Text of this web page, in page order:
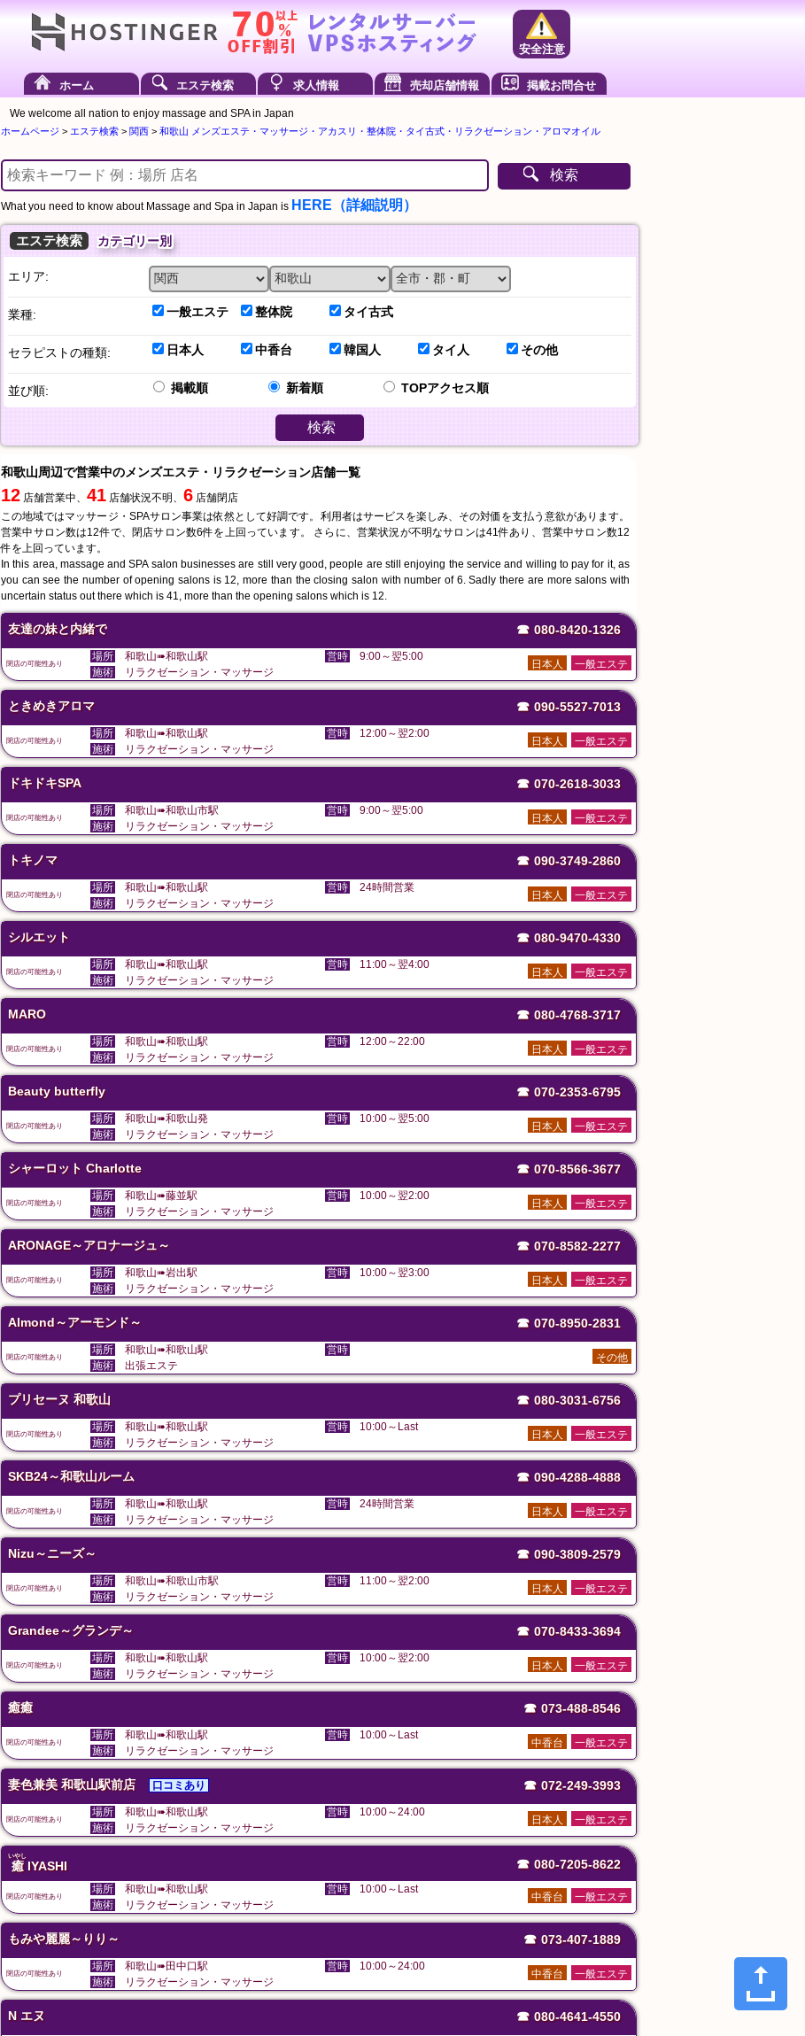
安全注意
ホーム エステ検索 求人情報 売却店舗情報 掲載お問合せ
We welcome all nation to enjoy massage and SPA in Japan
ホームページ > エステ検索 > 関西 > 和歌山 メンズエステ・マッサージ・アカスリ・整体院・タイ古式・リラクゼーション・アロマオイル
検索
What you need to know about Massage and Spa in Japan is HERE（詳細説明）
エステ検索 カテゴリー別
エリア:
業種: 一般エステ 整体院 タイ古式
セラピストの種類: 日本人 中香台 韓国人 タイ人 その他
並び順: 掲載順 新着順 TOPアクセス順
検索
和歌山周辺で営業中のメンズエステ・リラクゼーション店舗一覧
12 店舗営業中、 41 店舗状況不明、 6 店舗閉店
この地域ではマッサージ・SPAサロン事業は依然として好調です。利用者はサービスを楽しみ、その対価を支払う意欲があります。
営業中サロン数は12件で、閉店サロン数6件を上回っています。 さらに、営業状況が不明なサロンは41件あり、営業中サロン数12
件を上回っています。
In this area, massage and SPA salon businesses are still very good, people are still enjoying the service and willing to pay for it, as
you can see the number of opening salons is 12, more than the closing salon with number of 6. Sadly there are more salons with
uncertain status out there which is 41, more than the opening salons which is 12.
友達の妹と内緒で ☎ 080-8420-1326
閉店の可能性あり
場所 和歌山➠和歌山駅 営時 9:00～翌5:00
一般エステ
日本人
施術 リラクゼーション・マッサージ
ときめきアロマ ☎ 090-5527-7013
閉店の可能性あり
場所 和歌山➠和歌山駅 営時 12:00～翌2:00
一般エステ
日本人
施術 リラクゼーション・マッサージ
ドキドキSPA ☎ 070-2618-3033
閉店の可能性あり
場所 和歌山➠和歌山市駅 営時 9:00～翌5:00
一般エステ
日本人
施術 リラクゼーション・マッサージ
トキノマ ☎ 090-3749-2860
閉店の可能性あり
場所 和歌山➠和歌山駅 営時 24時間営業
一般エステ
日本人
施術 リラクゼーション・マッサージ
シルエット ☎ 080-9470-4330
閉店の可能性あり
場所 和歌山➠和歌山駅 営時 11:00～翌4:00
一般エステ
日本人
施術 リラクゼーション・マッサージ
MARO ☎ 080-4768-3717
閉店の可能性あり
場所 和歌山➠和歌山駅 営時 12:00～22:00
一般エステ
日本人
施術 リラクゼーション・マッサージ
Beauty butterfly ☎ 070-2353-6795
閉店の可能性あり
場所 和歌山➠和歌山発 営時 10:00～翌5:00
一般エステ
日本人
施術 リラクゼーション・マッサージ
シャーロット Charlotte ☎ 070-8566-3677
閉店の可能性あり
場所 和歌山➠藤並駅 営時 10:00～翌2:00
一般エステ
日本人
施術 リラクゼーション・マッサージ
ARONAGE～アロナージュ～ ☎ 070-8582-2277
閉店の可能性あり
場所 和歌山➠岩出駅 営時 10:00～翌3:00
一般エステ
日本人
施術 リラクゼーション・マッサージ
Almond～アーモンド～ ☎ 070-8950-2831
閉店の可能性あり
場所 和歌山➠和歌山駅 営時
その他
施術 出張エステ
プリセーヌ 和歌山 ☎ 080-3031-6756
閉店の可能性あり
場所 和歌山➠和歌山駅 営時 10:00～Last
一般エステ
日本人
施術 リラクゼーション・マッサージ
SKB24～和歌山ルーム ☎ 090-4288-4888
閉店の可能性あり
場所 和歌山➠和歌山駅 営時 24時間営業
一般エステ
日本人
施術 リラクゼーション・マッサージ
Nizu～ニーズ～ ☎ 090-3809-2579
閉店の可能性あり
場所 和歌山➠和歌山市駅 営時 11:00～翌2:00
一般エステ
日本人
施術 リラクゼーション・マッサージ
Grandee～グランデ～ ☎ 070-8433-3694
閉店の可能性あり
場所 和歌山➠和歌山駅 営時 10:00～翌2:00
一般エステ
日本人
施術 リラクゼーション・マッサージ
癒癒 ☎ 073-488-8546
閉店の可能性あり
場所 和歌山➠和歌山駅 営時 10:00～Last
一般エステ
中香台
施術 リラクゼーション・マッサージ
妻色兼美 和歌山駅前店 口コミあり ☎ 072-249-3993
閉店の可能性あり
場所 和歌山➠和歌山駅 営時 10:00～24:00
一般エステ
日本人
施術 リラクゼーション・マッサージ
癒
いやし
IYASHI ☎ 080-7205-8622
閉店の可能性あり
場所 和歌山➠和歌山駅 営時 10:00～Last
一般エステ
中香台
施術 リラクゼーション・マッサージ
もみや麗麗～りり～ ☎ 073-407-1889
閉店の可能性あり
場所 和歌山➠田中口駅 営時 10:00～24:00
一般エステ
中香台
施術 リラクゼーション・マッサージ
N エヌ ☎ 080-4641-4550